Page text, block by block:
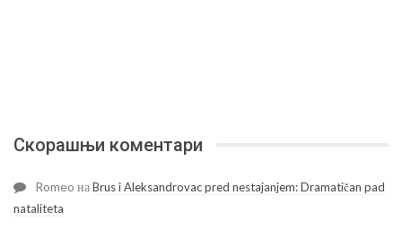
Скорашњи коментари
Romeo наBrus i Aleksandrovac pred nestajanjem: Dramatičan pad
nataliteta